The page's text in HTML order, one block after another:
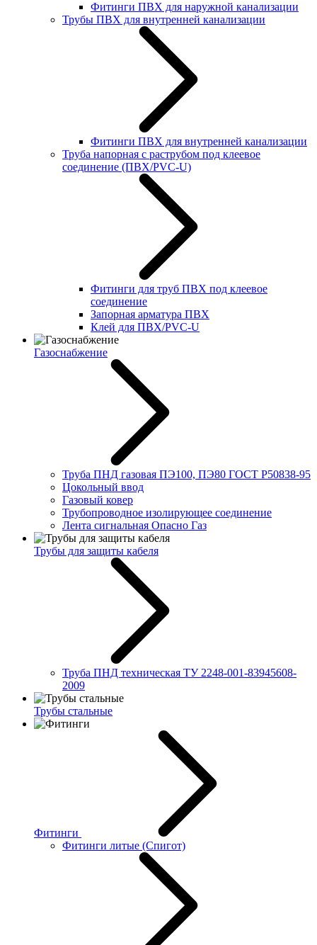
Фитинги ПВХ для наружной канализации
Трубы ПВХ для внутренней канализации
Фитинги ПВХ для внутренней канализации
Труба напорная с раструбом под клеевое
соединение (ПВХ/PVC-U)
Фитинги для труб ПВХ под клеевое
соединение
Запорная арматура ПВХ
Клей для ПВХ/PVC-U
Газоснабжение
Труба ПНД газовая ПЭ100, ПЭ80 ГОСТ Р50838-95
Цокольный ввод
Газовый ковер
Трубопроводное изолирующее соединение
Лента сигнальная Опасно Газ
Трубы для защиты кабеля
Труба ПНД техническая ТУ 2248-001-83945608-
2009
Трубы стальные
Фитинги
Фитинги литые (Спигот)